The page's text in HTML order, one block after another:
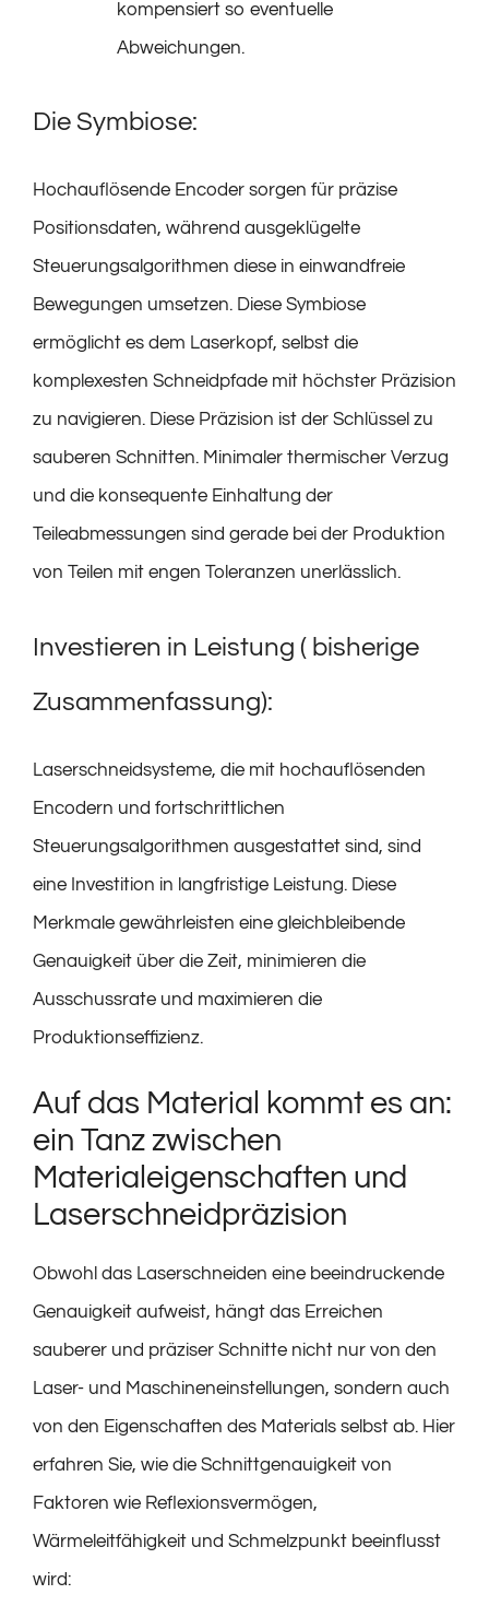
kompensiert so eventuelle
Abweichungen.
Die Symbiose:
Hochauflösende Encoder sorgen für präzise
Positionsdaten, während ausgeklügelte
Steuerungsalgorithmen diese in einwandfreie
Bewegungen umsetzen. Diese Symbiose
ermöglicht es dem Laserkopf, selbst die
komplexesten Schneidpfade mit höchster Präzision
zu navigieren. Diese Präzision ist der Schlüssel zu
sauberen Schnitten. Minimaler thermischer Verzug
und die konsequente Einhaltung der
Teileabmessungen sind gerade bei der Produktion
von Teilen mit engen Toleranzen unerlässlich.
Investieren in Leistung ( bisherige
Zusammenfassung):
Laserschneidsysteme, die mit hochauflösenden
Encodern und fortschrittlichen
Steuerungsalgorithmen ausgestattet sind, sind
eine Investition in langfristige Leistung. Diese
Merkmale gewährleisten eine gleichbleibende
Genauigkeit über die Zeit, minimieren die
Ausschussrate und maximieren die
Produktionseffizienz.
Auf das Material kommt es an:
ein Tanz zwischen
Materialeigenschaften und
Laserschneidpräzision
Obwohl das Laserschneiden eine beeindruckende
Genauigkeit aufweist, hängt das Erreichen
sauberer und präziser Schnitte nicht nur von den
Laser- und Maschineneinstellungen, sondern auch
von den Eigenschaften des Materials selbst ab. Hier
erfahren Sie, wie die Schnittgenauigkeit von
Faktoren wie Reflexionsvermögen,
Wärmeleitfähigkeit und Schmelzpunkt beeinflusst
wird: